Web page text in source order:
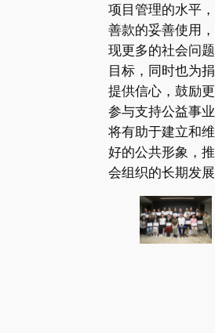
项目管理的水平
善款的妥善使用
现更多的社会问
目标，同时也为
提供信心，鼓励
参与支持公益事
将有助于建立和
好的公共形象，
会组织的长期发展